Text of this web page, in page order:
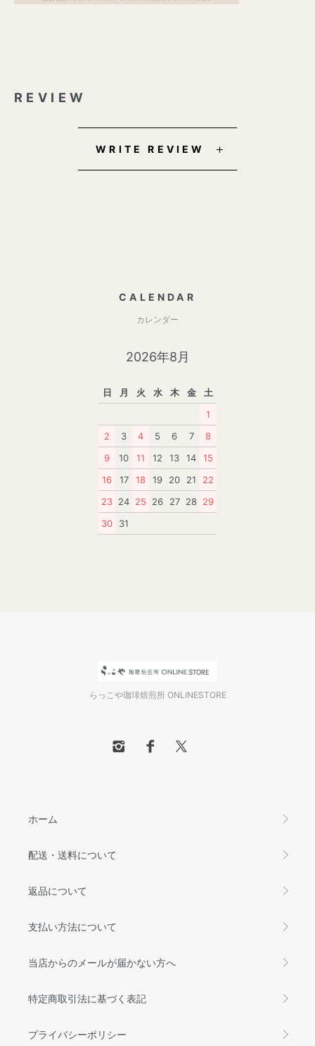
REVIEW
WRITE REVIEW
CALENDAR
カレンダー
2026年8月
日 月 火 水 木 金
土
1
2
3 4 5 6 7
8
9
10 11 12 13 14
15
16
17 18 19 20 21
22
23 24 25 26 27 28 29
30
31
らっこや珈琲焙煎所 ONLINESTORE
ホーム
配送・送料について
返品について
支払い方法について
当店からのメールが届かない方へ
特定商取引法に基づく表記
プライバシーポリシー